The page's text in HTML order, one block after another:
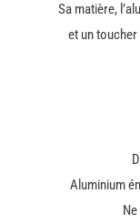
Sa matière,
et un
Aluminium